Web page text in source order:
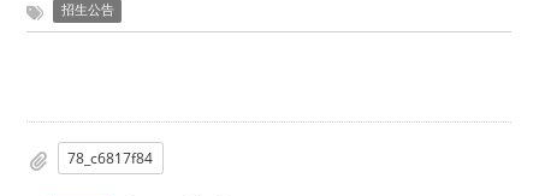
招生公告
78_c6817f84